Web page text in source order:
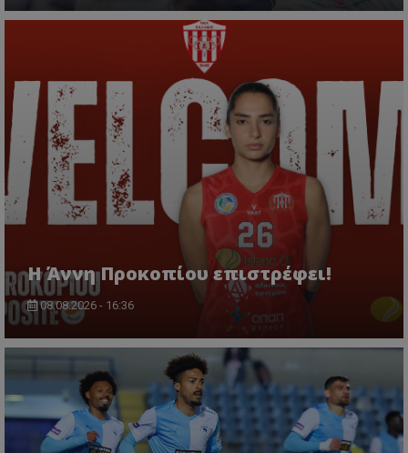
Η Άννη Προκοπίου επιστρέφει!
08.08.2026 - 16:36